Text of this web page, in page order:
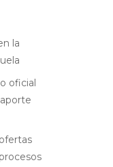
la
oficial